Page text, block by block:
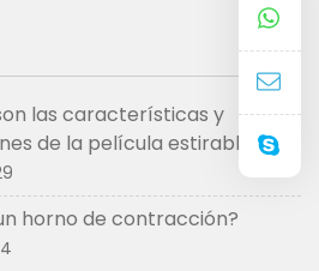
las características y
de la película estirable?
horno de contracción?